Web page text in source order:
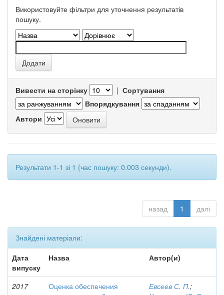
Використовуйте фільтри для уточнення результатів
пошуку.
Вивести на сторінку | Сортування
Впорядкування
Автори
Результати 1-1 зі 1 (час пошуку: 0.003 секунди).
назад 1 далі
Знайдені матеріали:
Дата
випуску
Назва Автор(и)
2017
Оценка обеспечения
Евсеев С. П.;